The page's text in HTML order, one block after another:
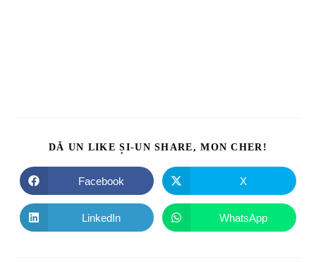
DĂ UN LIKE ȘI-UN SHARE, MON CHER!
Facebook X
LinkedIn WhatsApp